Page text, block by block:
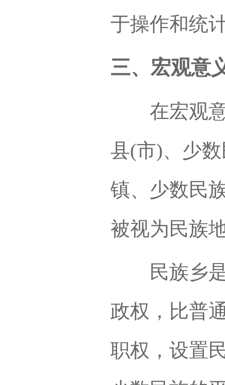
于操作和统
三、宏观意
在宏观意
县(市)、少
镇、少数民
被视为民族
民族乡是
政权，比普
职权，设置